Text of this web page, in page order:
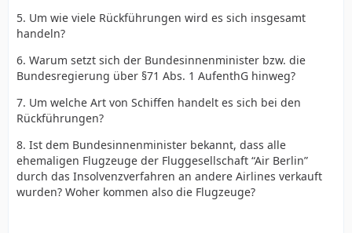
5. Um wie viele Rückführungen wird es sich insgesamt
handeln?
6. Warum setzt sich der Bundesinnenminister bzw. die
Bundesregierung über §71 Abs. 1 AufenthG hinweg?
7. Um welche Art von Schiffen handelt es sich bei den
Rückführungen?
8. Ist dem Bundesinnenminister bekannt, dass alle
ehemaligen Flugzeuge der Fluggesellschaft “Air Berlin”
durch das Insolvenzverfahren an andere Airlines verkauft
wurden? Woher kommen also die Flugzeuge?